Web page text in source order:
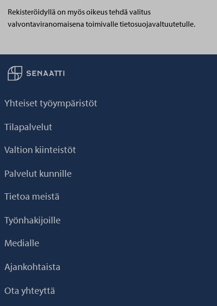
Rekisteröidyllä on myös oikeus tehdä valitus
valvontaviranomaisena toimivalle tietosuojavaltuutetulle.
Palaa taikaisin etusivulle
Yhteiset työympäristöt
Tilapalvelut
Valtion kiinteistöt
Palvelut kunnille
Tietoa meistä
Työnhakijoille
Medialle
Ajankohtaista
Ota yhteyttä